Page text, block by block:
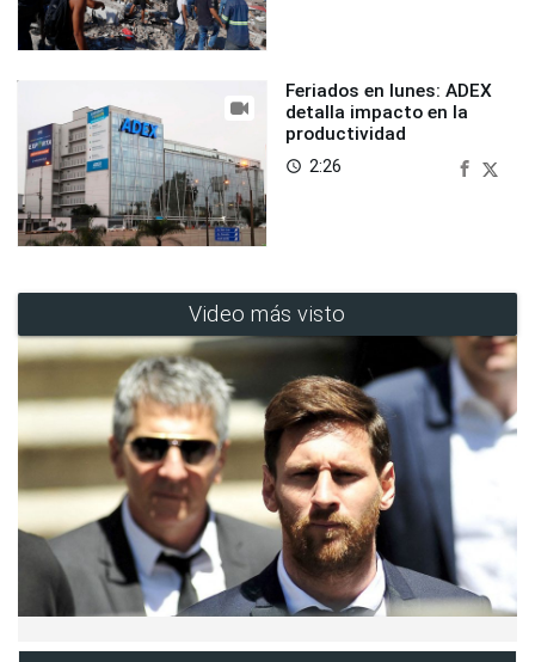
Feriados en lunes: ADEX
detalla impacto en la
productividad
access_time 2:26
Video más visto